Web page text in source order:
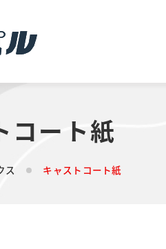
コート紙
ス キャストコート紙